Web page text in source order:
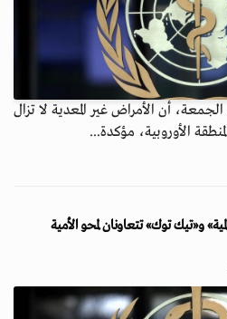
أن الأمراض غير المعدية لا تزال
الأوروبية، مؤكدة...
و«تيك توك» تتعاونان لمحو الأمية